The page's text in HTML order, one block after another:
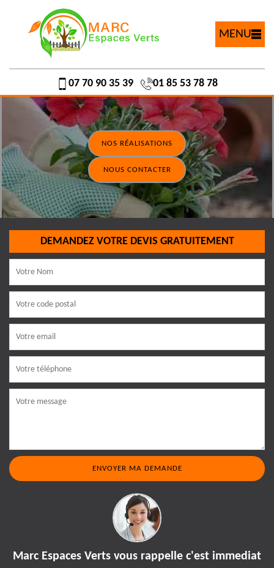
MENU
07 70 90 35 39 01 85 53 78 78
NOS RÉALISATIONS
NOUS CONTACTER
DEMANDEZ VOTRE DEVIS GRATUITEMENT
Marc Espaces Verts vous rappelle c'est immediat